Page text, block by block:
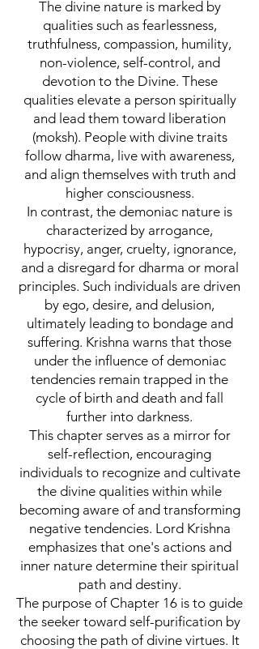
The divine nature is marked by
qualities such as fearlessness,
truthfulness, compassion, humility,
non-violence, self-control, and
devotion to the Divine. These
qualities elevate a person spiritually
and lead them toward liberation
(moksh). People with divine traits
follow dharma, live with awareness,
and align themselves with truth and
higher consciousness.
In contrast, the demoniac nature is
characterized by arrogance,
hypocrisy, anger, cruelty, ignorance,
and a disregard for dharma or moral
principles. Such individuals are driven
by ego, desire, and delusion,
ultimately leading to bondage and
suffering. Krishna warns that those
under the influence of demoniac
tendencies remain trapped in the
cycle of birth and death and fall
further into darkness.
This chapter serves as a mirror for
self-reflection, encouraging
individuals to recognize and cultivate
the divine qualities within while
becoming aware of and transforming
negative tendencies. Lord Krishna
emphasizes that one's actions and
inner nature determine their spiritual
path and destiny.
The purpose of Chapter 16 is to guide
the seeker toward self-purification by
choosing the path of divine virtues. It